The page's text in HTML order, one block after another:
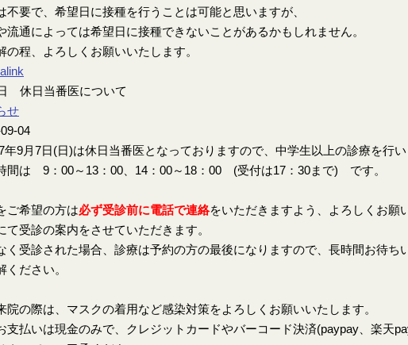
不要で、希望日に接種を行うことは可能と思いますが、
流通によっては希望日に接種できないことがあるかもしれません。
の程、よろしくお願いいたします。
休日当番医について
せ
04
年9月7日(日)は休日当番医となっておりますので、中学生以上の診療を行
間は 9：00～13：00、14：00～18：00 (受付は17：30まで) です。
ご希望の方は必ず受診前に電話で連絡をいただきますよう、よろしくお願
て受診の案内をさせていただきます。
く受診された場合、診療は予約の方の最後になりますので、長時間お待ち
ください。
院の際は、マスクの着用など感染対策をよろしくお願いいたします。
支払いは現金のみで、クレジットカードやバーコード決済(paypay、楽天